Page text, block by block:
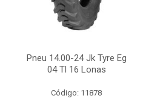
Pneu 14.00-24 Jk Tyre Eg
04 Tl 16 Lonas
Código: 11878